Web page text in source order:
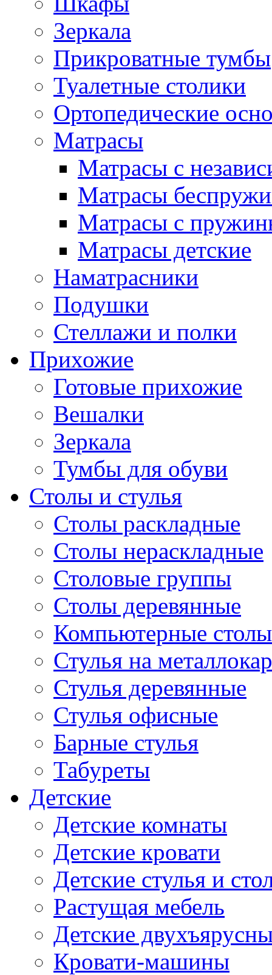
Зеркала
Прикроватные тумбы
Туалетные столики
Ортопедические
Матрасы
Матрасы с
Матрасы
Матрасы с
Матрасы детские
Наматрасники
Подушки
Стеллажи и полки
Прихожие
Готовые прихожие
Вешалки
Зеркала
Тумбы для обуви
Столы и стулья
Столы раскладные
Столы нераскладные
Столовые группы
Столы деревянные
Компьютерные столы
Стулья на
Стулья деревянные
Стулья офисные
Барные стулья
Табуреты
Детские
Детские комнаты
Детские кровати
Детские стулья и
Растущая мебель
Детские
Кровати-машины